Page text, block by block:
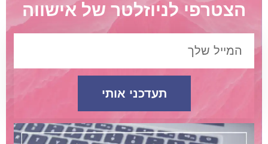
הצטרפי לניוזלטר של אישווה
תעדכני אותי